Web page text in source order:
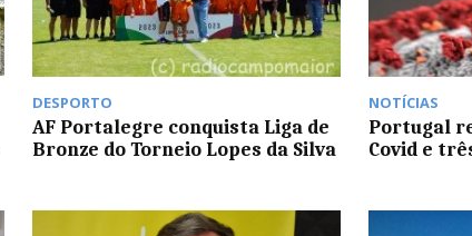
DESPORTO
AF Portalegre conquista Liga de
Bronze do Torneio Lopes da Silva
NOTÍCIAS
Portugal
Covid e